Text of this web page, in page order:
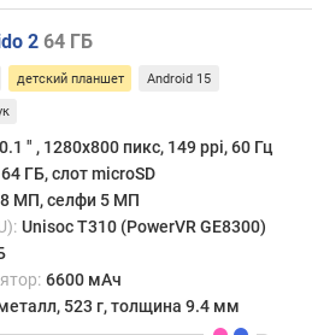
2 64 ГБ
детский планшет Android 15
″ , 1280x800 пикс, 149 ppi, 60 Гц
64 ГБ, слот microSD
8 МП, селфи 5 МП
Unisoc T310 (PowerVR GE8300)
6600 мАч
523 г, толщина 9.4 мм